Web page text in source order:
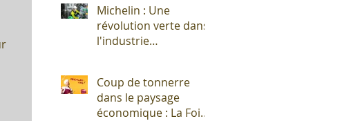
terre !
Michelin : Une
révolution verte dans
l'industrie
Coup de tonnerre
dans le paysage
économique : La Foire